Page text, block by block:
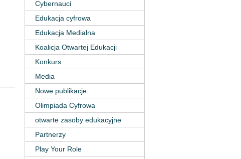
Cybernauci
Edukacja cyfrowa
Edukacja Medialna
Koalicja Otwartej Edukacji
Konkurs
Media
Nowe publikacje
Olimpiada Cyfrowa
otwarte zasoby edukacyjne
Partnerzy
Play Your Role